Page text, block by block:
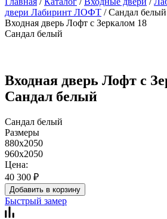
двери Лабиринт ЛОФТ / Сандал белый
Входная дверь Лофт с Зеркалом 18
Сандал белый
Входная дверь Лофт с
Сандал белый
Сандал белый
Размеры
880x2050
960x2050
Цена:
40 300 ₽
Добавить в корзину
Быстрый замер